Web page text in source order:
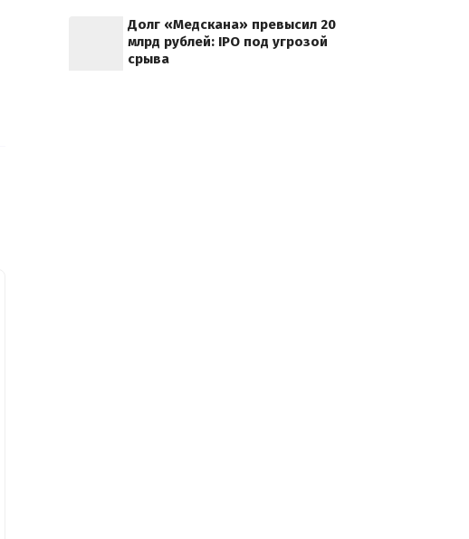
Долг «Медскана» превысил 20
млрд рублей: IPO под угрозой
срыва